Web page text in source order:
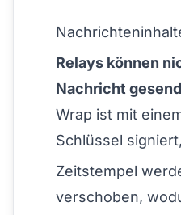
Relays können
Nachricht
Wrap ist mit
Schlüssel
Zeitstempel
verschoben,